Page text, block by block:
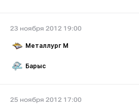
23 ноября 2012 19:00
Металлург М
Барыс
25 ноября 2012 17:00